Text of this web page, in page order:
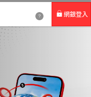
網銀登入
企業網路銀行